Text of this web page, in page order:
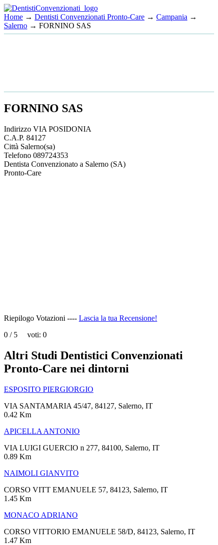
Home → Dentisti Convenzionati Pronto-Care → Campania →
Salerno → FORNINO SAS
FORNINO SAS
Indirizzo VIA POSIDONIA
C.A.P. 84127
Città Salerno(sa)
Telefono 089724353
Dentista Convenzionato a Salerno (SA)
Pronto-Care
Riepilogo Votazioni ---- Lascia la tua Recensione!
0 / 5 voti: 0
Altri Studi Dentistici Convenzionati
Pronto-Care nei dintorni
ESPOSITO PIERGIORGIO
VIA SANTAMARIA 45/47, 84127, Salerno, IT
0.42 Km
APICELLA ANTONIO
VIA LUIGI GUERCIO n 277, 84100, Salerno, IT
0.89 Km
NAIMOLI GIANVITO
CORSO VITT EMANUELE 57, 84123, Salerno, IT
1.45 Km
MONACO ADRIANO
CORSO VITTORIO EMANUELE 58/D, 84123, Salerno, IT
1.47 Km